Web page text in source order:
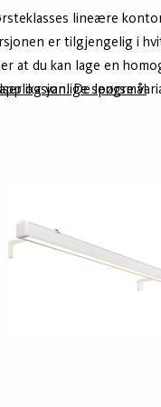
lineære
er tilgjengelig i
at du kan lage en
De lengre
- Hydro Circal - for
og vanlige spørsmål